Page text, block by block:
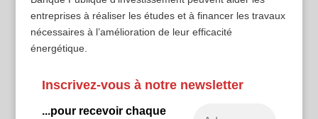
entreprises à réaliser les études et à financer les travaux
nécessaires à l’amélioration de leur efficacité
énergétique.
Inscrivez-vous à notre newsletter
...pour recevoir chaque